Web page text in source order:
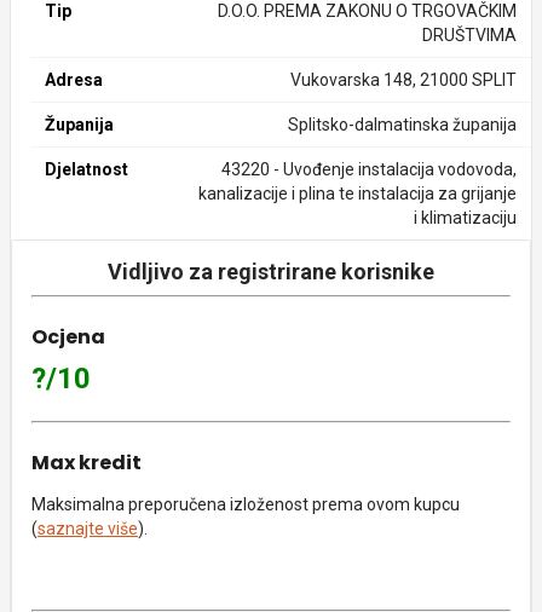
Tip
D.O.O. PREMA ZAKONU O TRGOVAČKIM
DRUŠTVIMA
Adresa Vukovarska 148, 21000 SPLIT
Županija Splitsko-dalmatinska županija
Djelatnost
43220 - Uvođenje instalacija vodovoda,
kanalizacije i plina te instalacija za grijanje
i klimatizaciju
Vidljivo za registrirane korisnike
Ocjena
?/10
Max kredit
Maksimalna preporučena izloženost prema ovom kupcu
(saznajte više).